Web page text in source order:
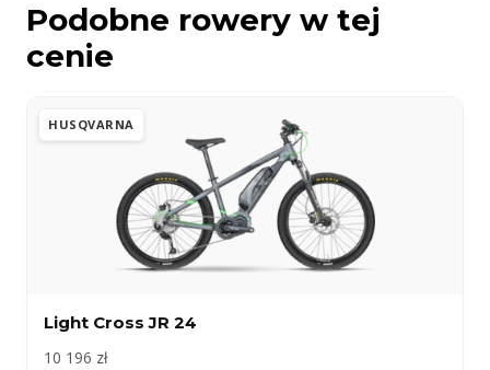
Podobne rowery w tej
cenie
HUSQVARNA
Light Cross JR 24
10 196 zł